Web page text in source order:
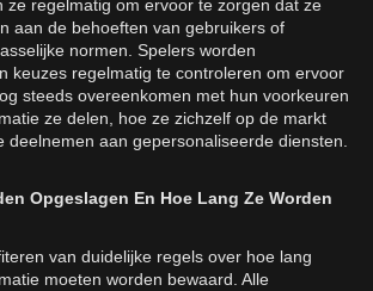
ze regelmatig om ervoor te zorgen dat ze
aan de behoeften van gebruikers of
normen. Spelers worden
keuzes regelmatig te controleren om ervoor
steeds overeenkomen met hun voorkeuren
ze delen, hoe ze zichzelf op de markt
deelnemen aan gepersonaliseerde diensten.
Opgeslagen En Hoe Lang Ze Worden
van duidelijke regels over hoe lang
moeten worden bewaard. Alle